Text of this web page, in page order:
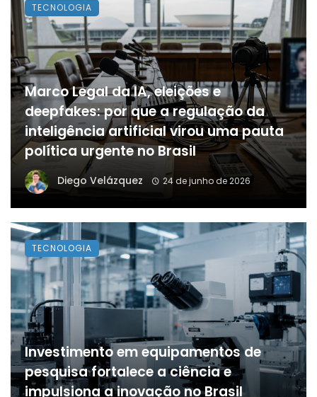
Marco Legal da IA, eleições e
deepfakes: por que a regulação da
inteligência artificial virou uma pauta
política urgente no Brasil
Diego Velázquez 24 de junho de 2026
TECNOLOGIA
Investimento em equipamentos de
pesquisa fortalece a ciência e
impulsiona a inovação no Brasil
TECNOLOGIA